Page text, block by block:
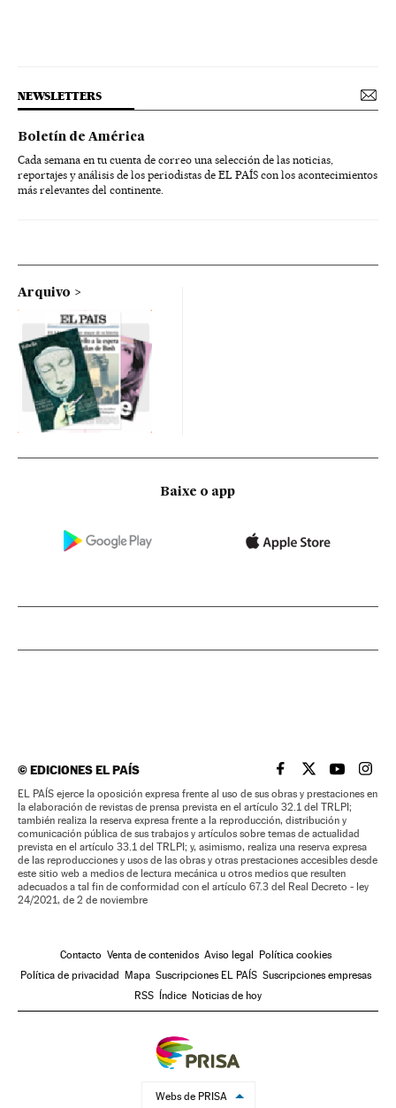
NEWSLETTERS
Boletín de América
Cada semana en tu cuenta de correo una selección de las noticias,
reportajes y análisis de los periodistas de EL PAÍS con los acontecimientos
más relevantes del continente.
Arquivo
Baixe o app
©EDICIONES EL PAÍS EL PAÍS BRASIL EN
EL PAÍSEL PAÍS
EL
EL PAÍS ejerce la oposición expresa frente al uso de sus obras y prestaciones en
la elaboración de revistas de prensa prevista en el artículo 32.1 del TRLPI;
también realiza la reserva expresa frente a la reproducción, distribución y
comunicación pública de sus trabajos y artículos sobre temas de actualidad
prevista en el artículo 33.1 del TRLPI; y, asimismo, realiza una reserva expresa
de las reproducciones y usos de las obras y otras prestaciones accesibles desde
este sitio web a medios de lectura mecánica u otros medios que resulten
adecuados a tal fin de conformidad con el artículo 67.3 del Real Decreto - ley
24/2021, de 2 de noviembre
Contacto Venta de contenidos Aviso legal Política cookies
Política de privacidad Mapa Suscripciones EL PAÍS Suscripciones empresas
RSS Índice Noticias de hoy
Webs de PRISA